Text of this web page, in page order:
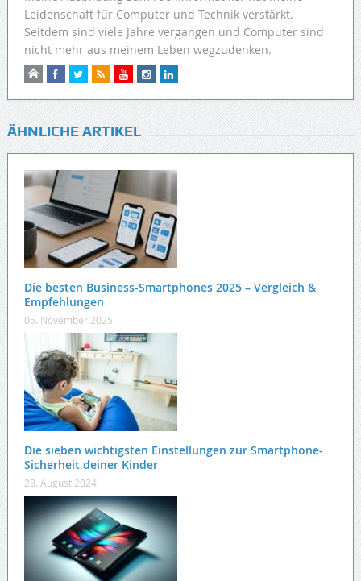
Leidenschaft für Computer und Technik verstärkt.
Seitdem sind viele Jahre vergangen und Computer sind
nicht mehr aus meinem Leben wegzudenken.
ÄHNLICHE ARTIKEL
Die besten Business-Smartphones 2025 – Vergleich &
Empfehlungen
05. November 2025
Die sieben wichtigsten Einstellungen zur Smartphone-
Sicherheit deiner Kinder
28. August 2024